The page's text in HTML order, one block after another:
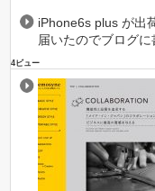
iPhone6s plus が出
届いたのでブログに
4ビュー